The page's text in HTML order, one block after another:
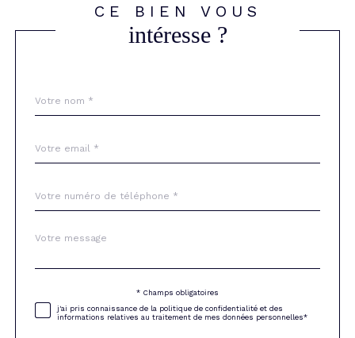
CE BIEN VOUS
intéresse ?
par
*
*
*
Fieldset
Message
*
* Champs obligatoires
j'ai pris connaissance de la politique de confidentialité et des
informations relatives au traitement de mes données personnelles*